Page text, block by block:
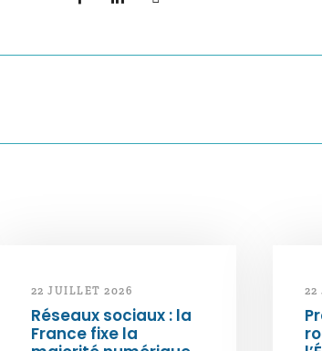
22 JUILLET 2026
Réseaux sociaux : la
France fixe la
22